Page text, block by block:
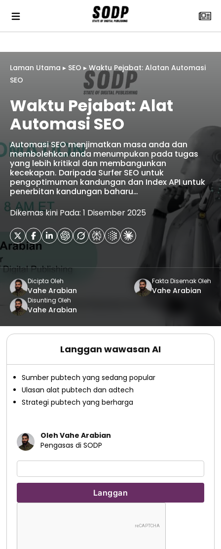
Laman Utama ▸ SEO ▸ Waktu Pejabat: Alatan Automasi
SEO
Waktu Pejabat: Alat
Automasi SEO
Automasi SEO menjimatkan masa anda dan
membolehkan anda menumpukan pada tugas
yang lebih kritikal dan membangunkan
kecekapan. Daripada Surfer SEO untuk
pengoptimuman kandungan dan Index API untuk
penerbitan kandungan baharu…
Dikemas kini Pada: 1 Disember 2025
Dicipta Oleh
Vahe Arabian
Fakta Disemak Oleh
Vahe Arabian
Disunting Oleh
Vahe Arabian
Langgan wawasan AI
Sumber pubtech yang sedang popular
Ulasan alat pubtech dan adtech
Strategi pubtech yang berharga
Oleh Vahe Arabian
Pengasas di SODP